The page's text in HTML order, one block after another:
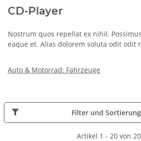
CD-Player
Nostrum quos repellat ex nihil.
eaque et. Alias dolorem soluta odit odit
Auto & Motorrad: Fahrzeuge
Filter und Sortierung
Artikel 1 - 20 von 20